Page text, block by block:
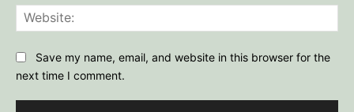
Save my name, email, and website in this browser for the
next time I comment.